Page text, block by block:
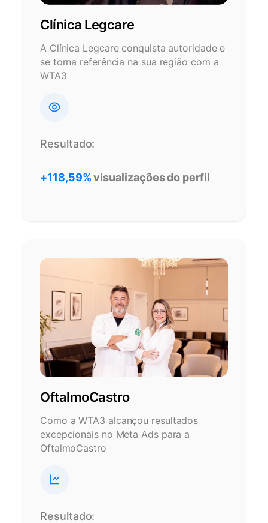
Clínica Legcare
A Clínica Legcare conquista autoridade e
se torna referência na sua região com a
WTA3
Resultado:
+118,59%visualizações do perfil
OftalmoCastro
Como a WTA3 alcançou resultados
excepcionais no Meta Ads para a
OftalmoCastro
Resultado: